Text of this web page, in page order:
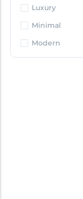
Luxury
Minimal
Modern